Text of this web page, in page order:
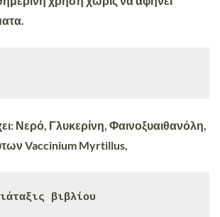
Νερό, Γλυκερίνη, Φαινοξυαιθανόλη,
Vaccinium Myrtillus,
βιβλίου